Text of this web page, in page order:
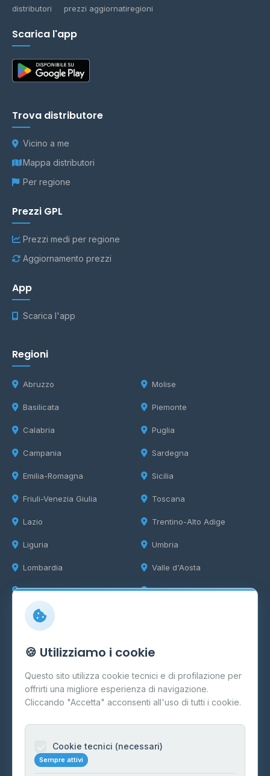
distributori prezzi aggiornatiregioni
Scarica l'app
Trova distributore
Vicino a me
Mappa distributori
Per regione
Prezzi GPL
Prezzi medi per regione
Aggiornamento prezzi
App
Scarica l'app
Regioni
Abruzzo
Basilicata
Calabria
Campania
Emilia-Romagna
Friuli-Venezia Giulia
Lazio
Liguria
Lombardia
Marche
Molise
Piemonte
Puglia
Sardegna
Sicilia
Toscana
Trentino-Alto Adige
Umbria
Valle d'Aosta
Veneto
Info
Cos'è il GPL
FAQ
Contatti
Informazioni legali
🍪 Utilizziamo i cookie
Questo sito utilizza cookie tecnici e di profilazione per
offrirti una migliore esperienza di navigazione.
Cliccando "Accetta" acconsenti all'uso di tutti i cookie.
Cookie tecnici (necessari)
Sempre attivi